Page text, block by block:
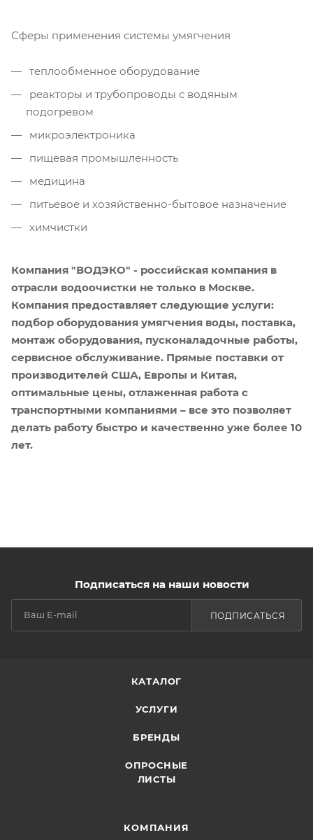
Сферы применения системы умягчения
теплообменное оборудование
реакторы и трубопроводы с водяным
подогревом
микроэлектроника
пищевая промышленность
медицина
питьевое и хозяйственно-бытовое назначение
химчистки
Компания "ВОДЭКО" - российская компания в
отрасли водоочистки не только в Москве.
Компания предоставляет следующие услуги:
подбор оборудования умягчения воды, поставка,
монтаж оборудования, пусконаладочные работы,
сервисное обслуживание. Прямые поставки от
производителей США, Европы и Китая,
оптимальные цены, отлаженная работа с
транспортными компаниями – все это позволяет
делать работу быстро и качественно уже более 10
лет.
Подписаться на наши новости
ПОДПИСАТЬСЯ
КАТАЛОГ
УСЛУГИ
БРЕНДЫ
ОПРОСНЫЕ
ЛИСТЫ
КОМПАНИЯ